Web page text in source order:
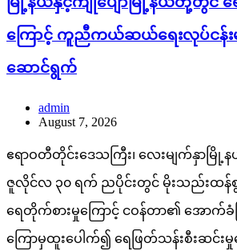
ကြောင့် ကူညီကယ်ဆယ်ရေးလုပ်ငန်
ဆောင်ရွက်
admin
August 7, 2026
ဧရာဝတီတိုင်းဒေသကြီး၊ လေးမျက်နှာမြို့
ဇူလိုင်လ ၃၀ ရက် ညပိုင်းတွင် မိုးသည်းထန်စွာ
ရေတိုက်စားမှုကြောင့် ငဝန်တာ၏ အောက်ခံ
ကြောမှထူးပေါက်၍ ရေဖြတ်သန်းစီးဆင်း